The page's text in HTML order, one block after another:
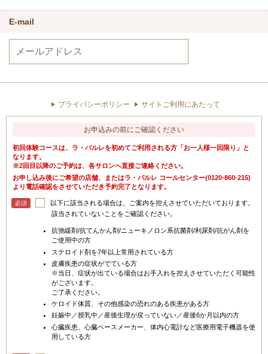
E-mail
プライバシーポリシー サイトご利用にあたって
お申込みの前にご確認ください
初回体験コースは、ラ・パルレを初めてご利用される方「お一人様一回限り」と
なります。
※2回目以降のご予約は、各サロンへ直接ご連絡ください。
お申し込み後にご希望の店舗、またはラ・パルレ コールセンター(0120-860-215)
より電話確認をさせていただき予約完了となります。
必須
以下に該当される場合は、ご案内を控えさせていただいております。
該当されていないことをご確認ください。
抗弛緩剤/抗てんかん剤/ニューキノロン系抗菌剤/利尿剤/抗がん剤を
ご使用中の方
ステロイド剤を7年以上常用されている方
皮膚疾患の症状がでている方
※当日、症状が出ている場合はお手入れを控えさせていただく可能性
がございます。
ご了承ください。
ケロイド体質、その他感染の恐れのある疾患がある方
妊娠中／授乳中／産後生理が戻っていない／産後6か月以内の方
心臓疾患、心臓ペースメーカー、体内心電計など医療用電子機器を使
用している方